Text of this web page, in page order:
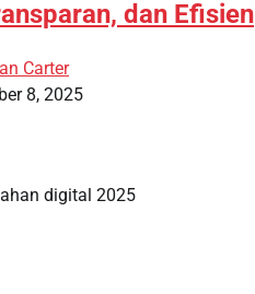
dan Efisien
Carter
8, 2025
digital 2025